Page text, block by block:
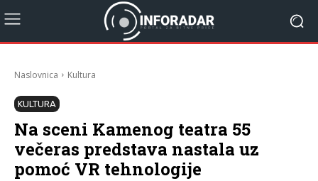
Naslovnica Kultura
KULTURA
Na sceni Kamenog teatra 55
večeras predstava nastala uz
pomoć VR tehnologije